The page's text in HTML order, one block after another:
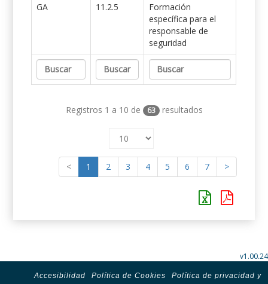
GA
11.2.5
Formación
específica para el
responsable de
seguridad
Registros 1 a 10 de 63 resultados
< 1 2 3 4 5 6 7 >
v1.00.24
Accesibilidad Política de Cookies
Política de privacidad y